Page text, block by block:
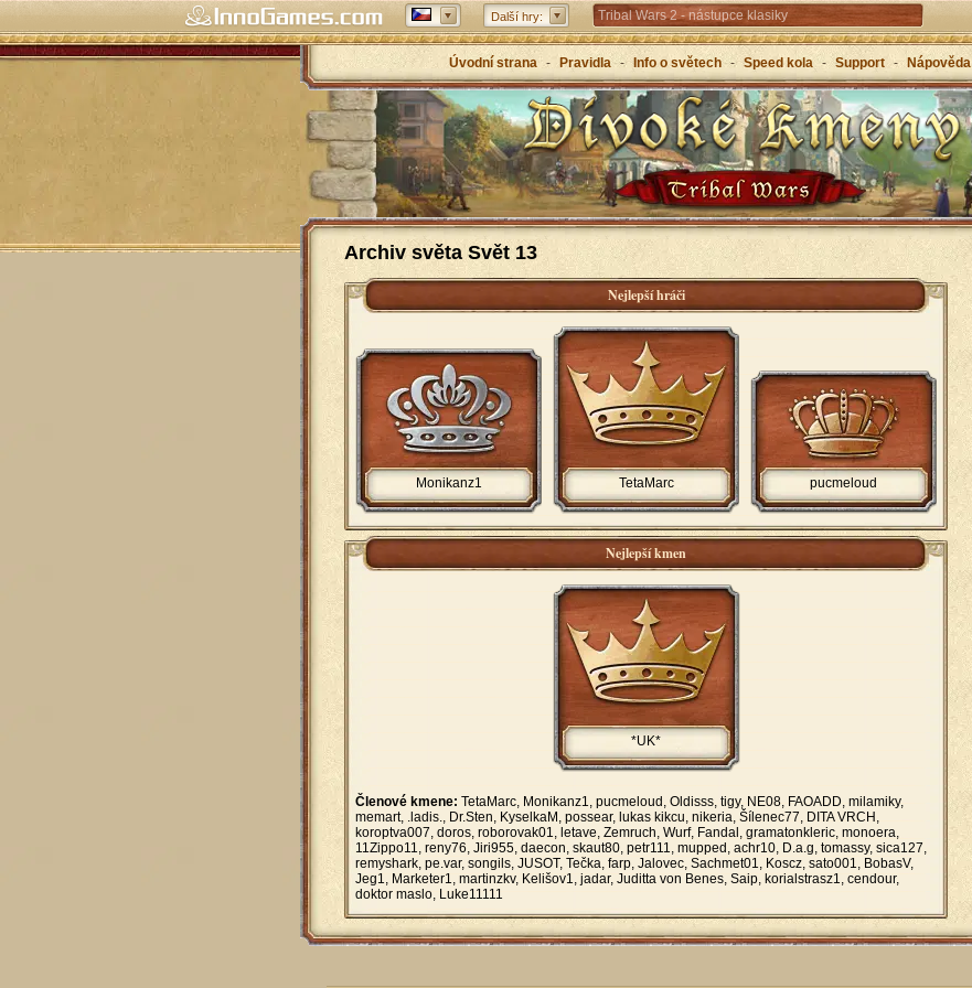
Další hry: Tribal Wars 2 - nástupce klasiky
Forge of Empires – strategicky napříč věky
Grepolis – vybuduj svou říši v antickém Řecku
Úvodní strana - Pravidla - Info o světech - Speed kola - Support - Nápověda
Archiv světa Svět 13
Nejlepší hráči
TetaMarc
Monikanz1 pucmeloud
Nejlepší kmen
*UK*
Členové kmene: TetaMarc, Monikanz1, pucmeloud, Oldisss, tigy, NE08, FAOADD, milamiky,
memart, .ladis., Dr.Sten, KyselkaM, possear, lukas kikcu, nikeria, Šílenec77, DITA VRCH,
koroptva007, doros, roborovak01, letave, Zemruch, Wurf, Fandal, gramatonkleric, monoera,
11Zippo11, reny76, Jiri955, daecon, skaut80, petr111, mupped, achr10, D.a.g, tomassy, sica127,
remyshark, pe.var, songils, JUSOT, Tečka, farp, Jalovec, Sachmet01, Koscz, sato001, BobasV,
Jeg1, Marketer1, martinzkv, Kelišov1, jadar, Juditta von Benes, Saip, korialstrasz1, cendour,
doktor maslo, Luke11111